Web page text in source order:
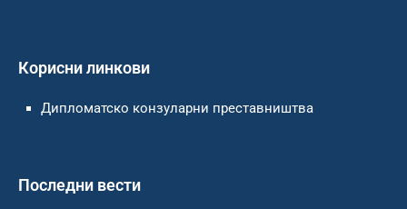
Корисни линкови
Дипломатско конзуларни преставништва
Последни вести